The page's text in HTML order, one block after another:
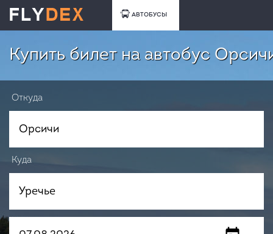
АВТОБУСЫ
Купить билет на автобус
Откуда
Куда